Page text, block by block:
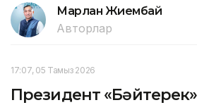
Марлан Жиембай
Авторлар
17:07, 05 Тамыз 2026
Президент